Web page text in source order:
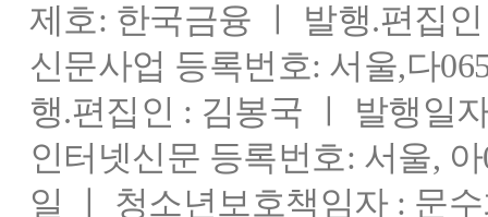
제호: 한국금융 ㅣ 발행.편집
신문사업 등록번호: 서울,다
행.편집인 : 김봉국 ㅣ 발행일
인터넷신문 등록번호: 서울,
일 ㅣ 청소년보호책임자 : 문